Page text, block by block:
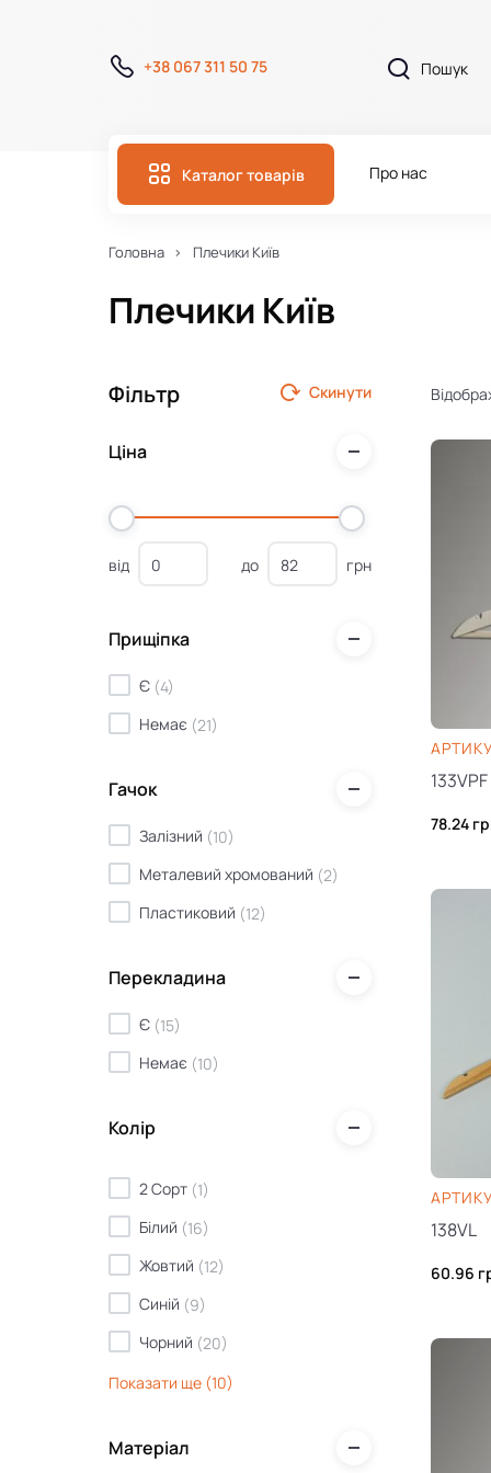
+38 067 311 50 75
Каталог товарів Про нас
Головна Плечики Київ
Плечики Київ
Фільтр Скинути
Ціна
від до грн
Прищіпка
Є (4)
Немає (21)
Гачок
Залізний (10)
Металевий хромований (2)
Пластиковий (12)
Перекладина
Є (15)
Немає (10)
Колір
2 Сорт (1)
Білий (16)
Жовтий (12)
Синій (9)
Чорний (20)
Червоний(8)
2 сорт
Показати ще (10)
Матеріал
133VPF
78.24
138VL
60.96